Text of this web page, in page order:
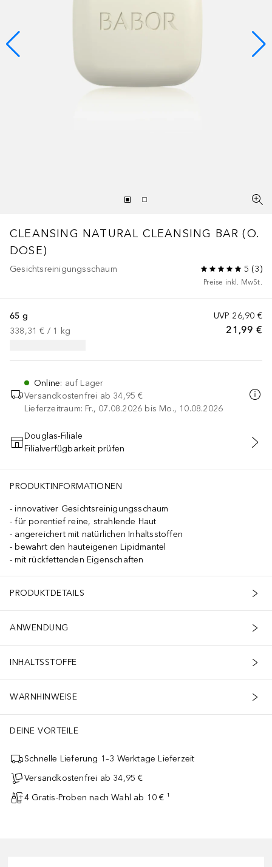
CLEANSING NATURAL CLEANSING BAR (O.
DOSE)
Gesichtsreinigungsschaum 5 (3)
Preise inkl. MwSt.
UVP 26,90 €
21,99 €
65 g
338,31 € / 1 kg
Online: auf Lager
Versandkostenfrei ab 34,95 €
Lieferzeitraum: Fr., 07.08.2026 bis Mo., 10.08.2026
IN DEN WARENKORB
Douglas-Filiale
Filialverfügbarkeit prüfen
PRODUKTINFORMATIONEN
innovativer Gesichtsreinigungsschaum
für porentief reine, strahlende Haut
angereichert mit natürlichen Inhaltsstoffen
bewahrt den hauteigenen Lipidmantel
mit rückfettenden Eigenschaften
PRODUKTDETAILS
ANWENDUNG
INHALTSSTOFFE
WARNHINWEISE
DEINE VORTEILE
Schnelle Lieferung 1–3 Werktage Lieferzeit
Versandkostenfrei ab 34,95 €
4 Gratis-Proben nach Wahl ab 10 € ¹